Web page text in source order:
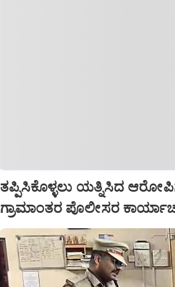
ತಪ್ಪಿಸಿಕೊಳ್ಳಲು ಯತ್ನಿಸಿದ
ಗ್ರಾಮಾಂತರ ಪೊಲೀಸರ